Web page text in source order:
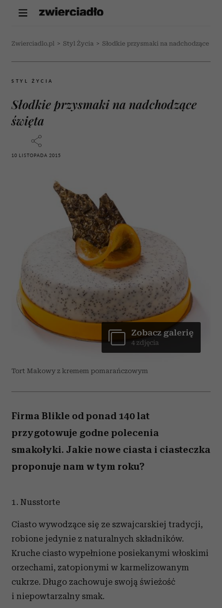
Zwierciadlo.pl > Styl Życia > Słodkie przysmaki na nadchodzące
STYL ŻYCIA
Słodkie przysmaki na nadchodzące
święta
10 LISTOPADA 2015
Tort Makowy z kremem pomarańczowym
Zobacz galerię
4 zdjęcia
Firma Blikle od ponad 140 lat
przygotowuje godne polecenia
smakołyki. Jakie nowe ciasta i ciasteczka
proponuje nam w tym roku?
1. Nusstorte
Ciasto wywodzące się ze szwajcarskiej tradycji,
robione jedynie z naturalnych składników.
Kruche ciasto wypełnione posiekanymi włoskimi
orzechami, zatopionymi w karmelizowanym
cukrze. Długo zachowuje swoją świeżość
i niepowtarzalny smak.